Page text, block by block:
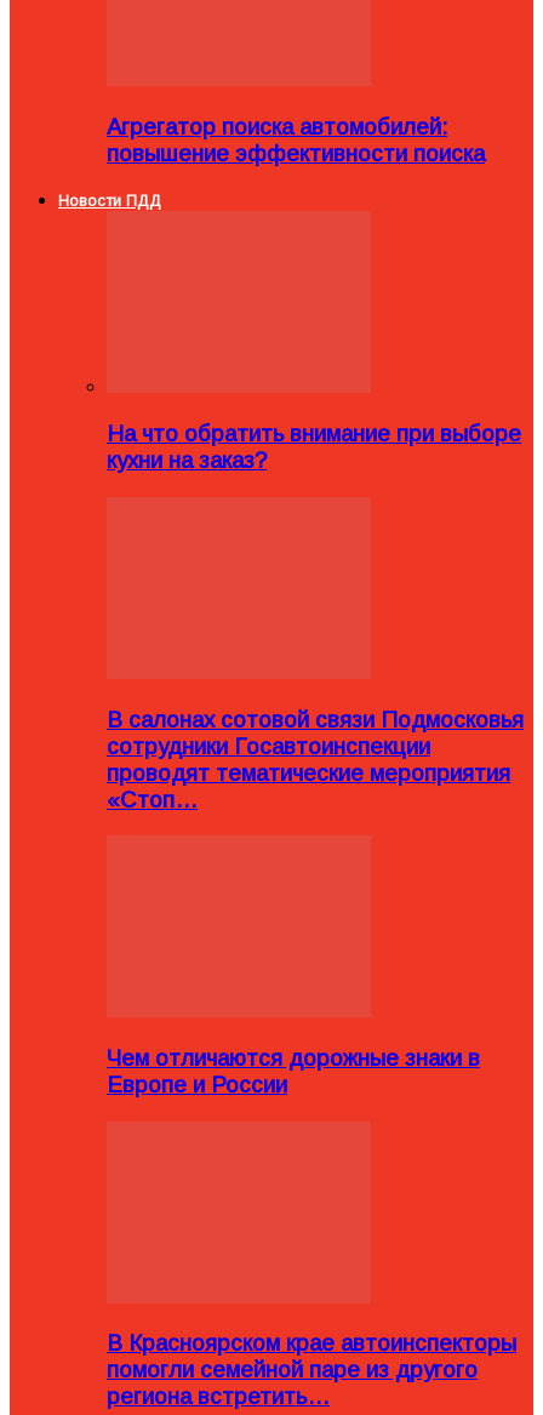
Агрегатор поиска автомобилей:
повышение эффективности поиска
Новости ПДД
На что обратить внимание при выборе
кухни на заказ?
В салонах сотовой связи Подмосковья
сотрудники Госавтоинспекции
проводят тематические мероприятия
«Стоп…
Чем отличаются дорожные знаки в
Европе и России
В Красноярском крае автоинспекторы
помогли семейной паре из другого
региона встретить…